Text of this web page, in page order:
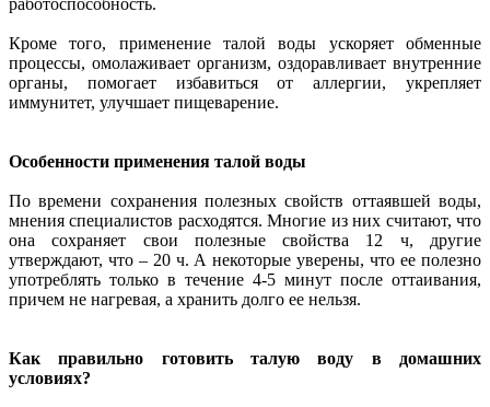
работоспособность.
Кроме того, применение талой воды ускоряет обменные
процессы, омолаживает организм, оздоравливает внутренние
органы, помогает избавиться от аллергии, укрепляет
иммунитет, улучшает пищеварение.
Особенности применения талой воды
По времени сохранения полезных свойств оттаявшей воды,
мнения специалистов расходятся. Многие из них считают, что
она сохраняет свои полезные свойства 12 ч, другие
утверждают, что – 20 ч. А некоторые уверены, что ее полезно
употреблять только в течение 4-5 минут после оттаивания,
причем не нагревая, а хранить долго ее нельзя.
Как правильно готовить талую воду в домашних
условиях?